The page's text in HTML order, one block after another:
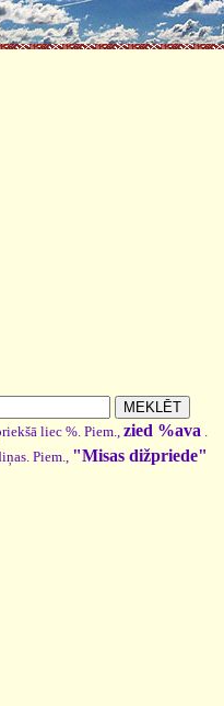
liec %. Piem., zied %ava .
Piem., "Misas dižpriede"